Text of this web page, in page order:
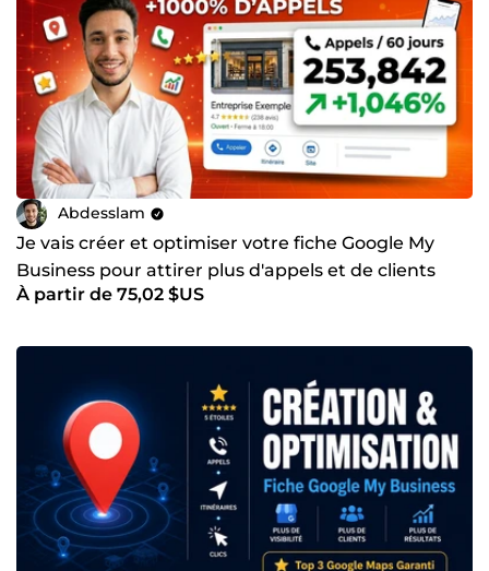
Abdesslam
Je vais créer et optimiser votre fiche Google My
Business pour attirer plus d'appels et de clients
À partir de 75,02 $US